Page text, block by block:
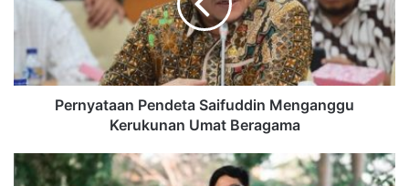
Pernyataan Pendeta Saifuddin Menganggu
Kerukunan Umat Beragama